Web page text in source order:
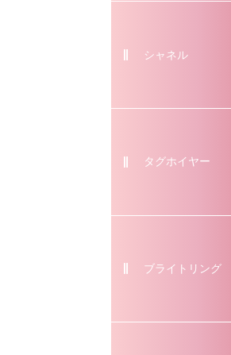
シャネル
タグホイヤー
ブライトリング